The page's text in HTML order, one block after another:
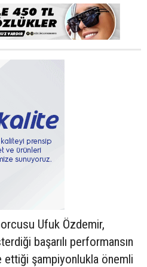
Ufuk Özdemir,
başarılı performansın
ettiği şampiyonlukla önemli